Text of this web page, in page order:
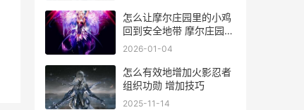
怎么让摩尔庄园里的小鸡
回到安全地带 摩尔庄园怎
么doi
2026-01-04
怎么有效地增加火影忍者
组织功勋 增加技巧
2025-11-14